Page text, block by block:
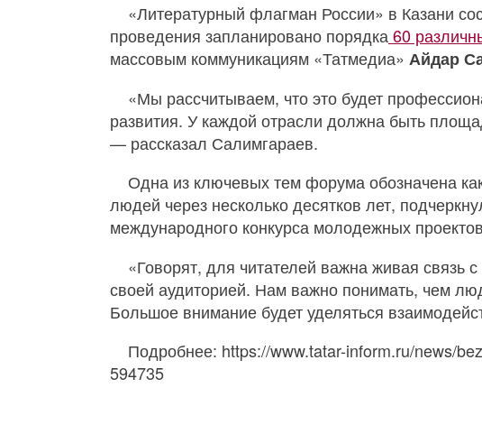
«Литературный флагман России» в Казани
проведения запланировано порядка 60
массовым коммуникациям «Татмедиа» Айдар
«Мы рассчитываем, что это будет
развития. У каждой отрасли должна быть
— рассказал Салимгараев.
Одна из ключевых тем форума обозначена
людей через несколько десятков лет,
международного конкурса молодежных
«Говорят, для читателей важна живая
своей аудиторией. Нам важно понимать, чем
Большое внимание будет уделяться
Подробнее: https://www.tatar-inform.ru/news/
594735